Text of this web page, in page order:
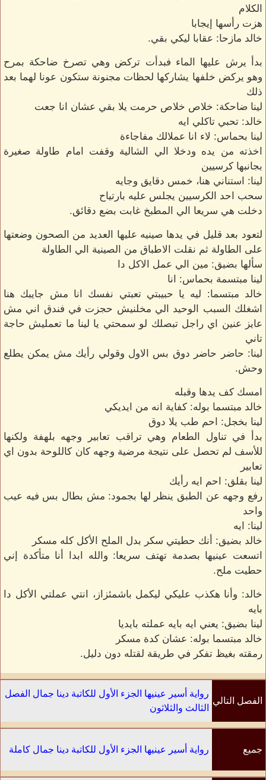
الكلام
هزت رأسها إيجابا
خالد مازحا: عقابا ليكي بقي.
بدأ يرش عليها الماء فبدأت تركض وهي تصرخ ضاحكة بمرح
وهو يركض خلفها يشاركها لحظات مجنونة ستكون عونا لهما بعد
ذلك
لينا ضاحكة: خلاص خلاص حرمت يلا بقي عشان انا جعت
خالد: تحبي تاكلي ايه
لينا بحماس: لاء انا عملالك مفاجاءة
اخذته من يده ودخلا الي الشالية وقفت امام طاولة صغيرة
بجانبها كرسيين
لينا: استناني هنا، خمس دقايق وجايه
سحب احد الكرسيين يجلس عليه بارتياح
دخلت هي سريعا الي المطبخ غابت بضع دقائق.
لتعود بعد قليل في يدها صينيه عليها العديد من الصحون وضعتها
على الطاولة ثم نقلت الاطباق من الصينية الي الطاولة
سألها بضيق: مين الي عمل الاكل دا
لينا مبتسمة بحماس: انا
خالد مبتسما: ليه يا حبيبتي تعبتي نفسك انا مش جايبك هنا
اشغلك السبب الوحيد الي مخلنيش حجزت في فندق اني مش
عايز عنين اي راجل تبصلك لو سمحتي يا لينا ما تعمليش حاجة
تاني
لينا: حاضر حاضر دوق بس الاول وقولي رأيك مش يمكن يطلع
وحش.
امسك كف يدها وقبله
خالد مبتسما بوله: كفاية انه من ايديكي
لينا بخجل: احم طب يلا دوق
بدأ في تناول الطعام وهي تراقب تعابير وجهه بلهفة ولكنها
للأسف لم تحصل على نتيجة مرضية وجهه كان كاللوحة بدون اي
تعابير
لينا بقلق: احم ايه رأيك
رفع وجهه عن الطبق ينظر لها بجمود: مش بطال بس فيه عيب
واحد
لينا: ايه
خالد بضيق: أنك حطيتي سكر بدل الملح الأكل كله مسكر
اتسعت عينيها بصدمة تهتف سريعا: والله ابدا أنا متأكدة إني
حطيت ملح.
خالد: وأنا هكذب عليكي ليكمل باشمئزاز، انتي عملتي الأكل دا
بايه
لينا بضيق: يعني ايه بايه عملته بايديا
خالد مبتسما بوله: عشان كدة مسكر
رمقته بغيظ تفكر في طريقة لقتله دون دليل.
الفصل التالي
رواية أسير عينيها الجزء الأول للكاتبة دينا جمال الفصل
الثالث والثلاثون
جميع رواية أسير عينيها الجزء الأول للكاتبة دينا جمال كاملة